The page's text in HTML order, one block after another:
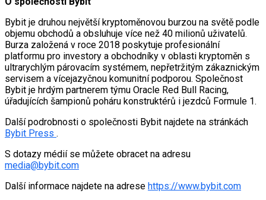
Bybit je druhou největší kryptoměnovou burzou na světě podle
objemu obchodů a obsluhuje více než 40 milionů uživatelů.
Burza založená v roce 2018 poskytuje profesionální
platformu pro investory a obchodníky v oblasti kryptoměn s
ultrarychlým párovacím systémem, nepřetržitým zákaznickým
servisem a vícejazyčnou komunitní podporou. Společnost
Bybit je hrdým partnerem týmu Oracle Red Bull Racing,
úřadujících šampionů poháru konstruktérů i jezdců Formule 1.
Další podrobnosti o společnosti Bybit najdete na stránkách
Bybit Press .
S dotazy médií se můžete obracet na adresu
media@bybit.com
Další informace najdete na adrese https://www.bybit.com